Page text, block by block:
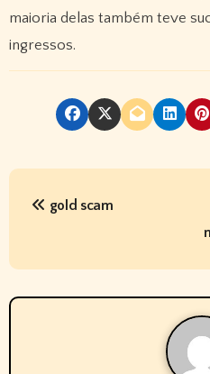
maioria delas também teve
ingressos.
P
s
t
gold scam